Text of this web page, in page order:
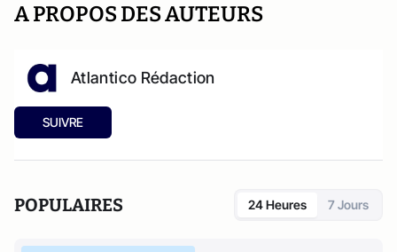
A PROPOS DES AUTEURS
Atlantico Rédaction
SUIVRE
POPULAIRES 24 Heures 7 Jours